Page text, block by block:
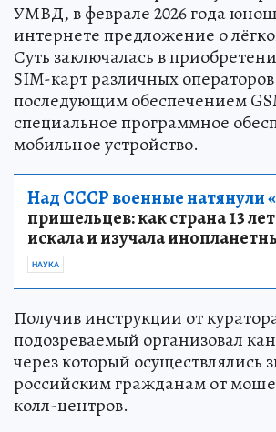
УМВД, в феврале 2026 года
интернете предложение о
Суть заключалась в
SIM-карт различных
последующим обеспечением
специальное программное
мобильное устройство.
Над СССР военные натянули
пришельцев: как страна 13
искала и изучала
НАУКА
Получив инструкции от
подозреваемый организовал
через который осуществлялись
российским гражданам от
колл-центров.